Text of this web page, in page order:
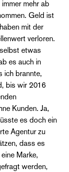
mehr ab
Geld ist
mit der
verloren.
etwas
es auch in
ich brannte,
bis wir 2016
Kunden. Ja,
es doch ein
Agentur zu
dass es
Marke,
werden,